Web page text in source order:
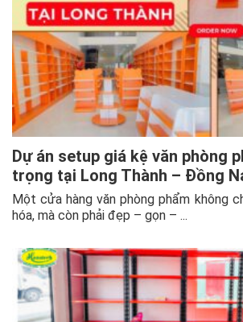
Dự án setup giá kệ văn phòng
trọng tại Long Thành – Đồng
Một cửa hàng văn phòng phẩm không
hóa, mà còn phải đẹp – gọn – ...